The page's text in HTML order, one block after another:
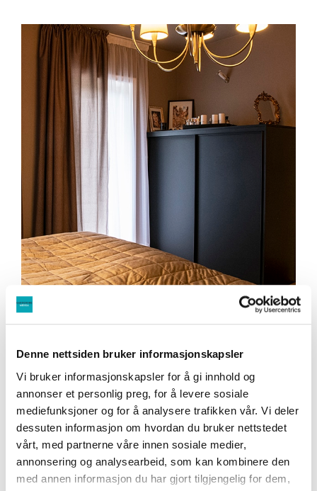
Denne nettsiden bruker informasjonskapsler
Vi bruker informasjonskapsler for å gi innhold og
annonser et personlig preg, for å levere sosiale
mediefunksjoner og for å analysere trafikken vår. Vi deler
dessuten informasjon om hvordan du bruker nettstedet
vårt, med partnerne våre innen sosiale medier,
annonsering og analysearbeid, som kan kombinere den
med annen informasjon du har gjort tilgjengelig for dem,